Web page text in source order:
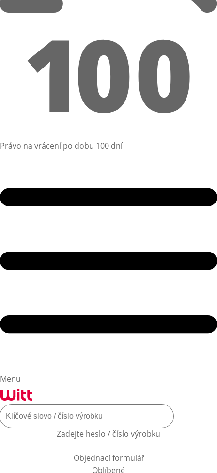
Právo na vrácení po dobu 100 dní
Menu
Zadejte heslo / číslo výrobku
Objednací formulář
Oblíbené